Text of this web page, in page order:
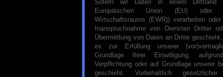
Sofern wir Daten in einem Drittland
Europäischen Union (EU) oder
Wirtschaftsraums (EWR)) verarbeiten
Inanspruchnahme von Diensten Dritter
Übermittlung von Daten an Dritte
es zur Erfüllung unserer
Grundlage Ihrer Einwilligung,
Verpflichtung oder auf Grundlage unserer
geschieht. Vorbehaltlich